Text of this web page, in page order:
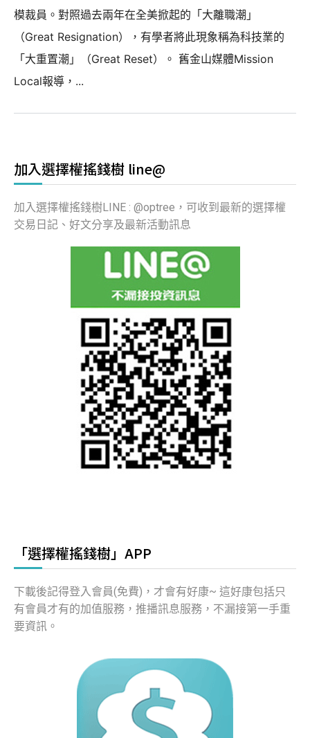
模裁員。對照過去兩年在全美掀起的「大離職潮」
（Great Resignation），有學者將此現象稱為科技業的
「大重置潮」（Great Reset）。 舊金山媒體Mission
Local報導，...
加入選擇權搖錢樹 line@
加入選擇權搖錢樹LINE : @optree，可收到最新的選擇權
交易日記、好文分享及最新活動訊息
「選擇權搖錢樹」APP
下載後記得登入會員(免費)，才會有好康~ 這好康包括只
有會員才有的加值服務，推播訊息服務，不漏接第一手重
要資訊。